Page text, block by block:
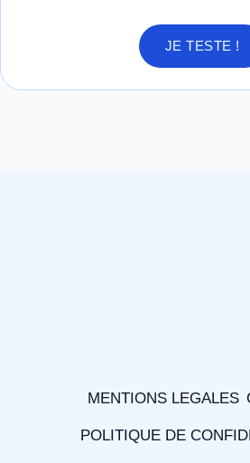
JE TESTE !
MENTIONS LEGALES
POLITIQUE DE